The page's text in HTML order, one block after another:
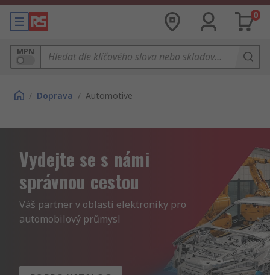
0
MPN
/ Doprava / Automotive
Vydejte se s námi
správnou cestou
Váš partner v oblasti elektroniky pro
automobilový průmysl